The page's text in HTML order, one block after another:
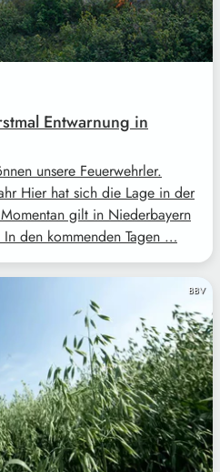
Entwarnung in
unsere Feuerwehrler.
Hier hat sich die Lage in der
gilt in Niederbayern
den kommenden Tagen …
BBV